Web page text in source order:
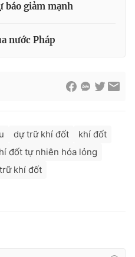
báo giảm mạnh
nước Pháp
dự trữ khí đốt
khí đốt
đốt tự nhiên hóa lỏng
khí đốt